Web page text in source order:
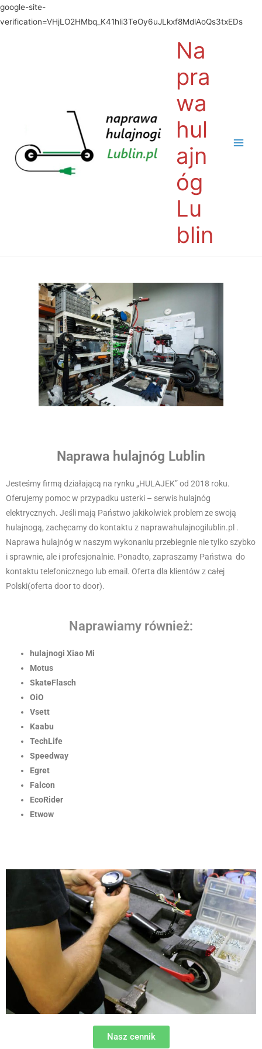
google-site-
verification=VHjLO2HMbq_K41hli3TeOy6uJLkxf8MdlAoQs3txEDs
Na
pra
wa
hul
ajn
óg
Lu
blin
Naprawa hulajnóg Lublin
Jesteśmy firmą działającą na rynku „HULAJEK” od 2018 roku.
Oferujemy pomoc w przypadku usterki – serwis hulajnóg
elektrycznych. Jeśli mają Państwo jakikolwiek problem ze swoją
hulajnogą, zachęcamy do kontaktu z naprawahulajnogilublin.pl .
Naprawa hulajnóg w naszym wykonaniu przebiegnie nie tylko szybko
i sprawnie, ale i profesjonalnie. Ponadto, zapraszamy Państwa do
kontaktu telefonicznego lub email. Oferta dla klientów z całej
Polski(oferta door to door).
Naprawiamy również:
hulajnogi Xiao Mi
Motus
SkateFlasch
OiO
Vsett
Kaabu
TechLife
Speedway
Egret
Falcon
EcoRider
Etwow
Nasz cennik